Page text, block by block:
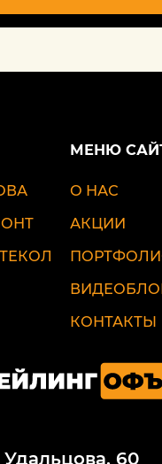
МЕНЮ
О НАС
АКЦИИ
КОНТАКТЫ
Удальцова, 60